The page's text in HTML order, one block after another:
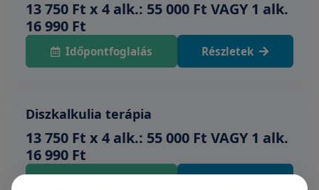
13 750 Ft x 4 alk.: 55 000 Ft VAGY 1 alk.
16 990 Ft
Időpontfoglalás Részletek
Diszkalkulia terápia
13 750 Ft x 4 alk.: 55 000 Ft VAGY 1 alk.
16 990 Ft